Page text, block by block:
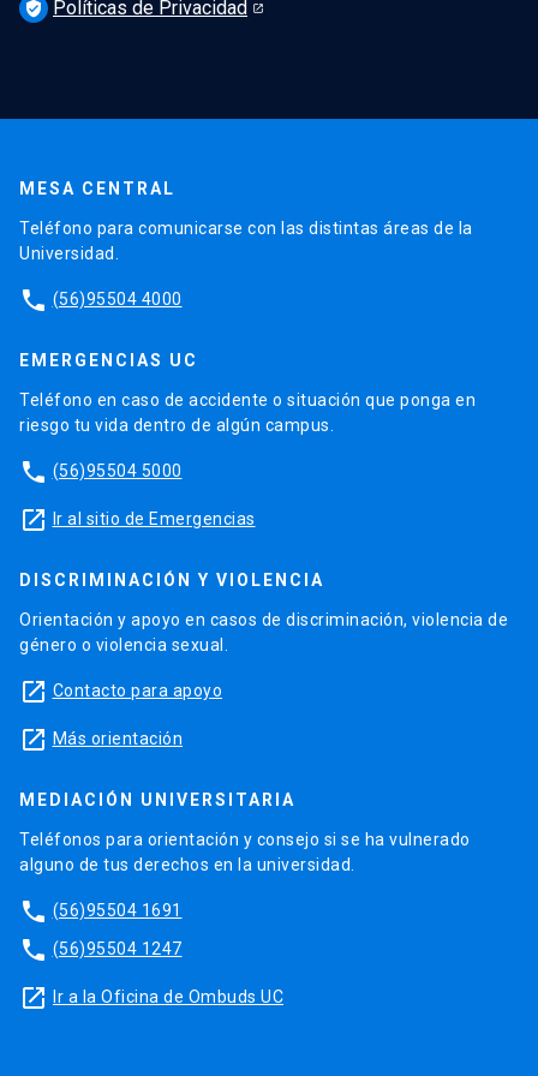
verified_user Políticas de Privacidad
MESA CENTRAL
Teléfono para comunicarse con las distintas áreas de la
Universidad.
phone (56)95504 4000
EMERGENCIAS UC
Teléfono en caso de accidente o situación que ponga en
riesgo tu vida dentro de algún campus.
phone (56)95504 5000
launch Ir al sitio de Emergencias
DISCRIMINACIÓN Y VIOLENCIA
Orientación y apoyo en casos de discriminación, violencia de
género o violencia sexual.
launch Contacto para apoyo
launch Más orientación
MEDIACIÓN UNIVERSITARIA
Teléfonos para orientación y consejo si se ha vulnerado
alguno de tus derechos en la universidad.
phone (56)95504 1691
phone (56)95504 1247
launch Ir a la Oficina de Ombuds UC